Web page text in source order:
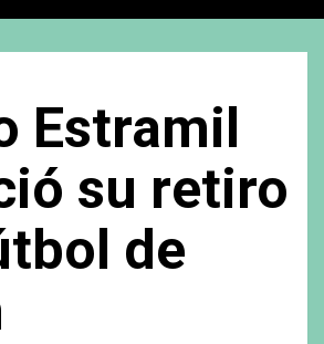
Estramil
su retiro
de